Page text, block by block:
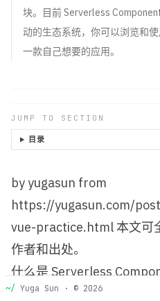
块。目前 Serverless
动的生态系统，你可以浏览和
一款自己想要的应用。
JUMP TO SECTION
目录
byyugasun from
https://yugasun.com/
vue-practice.html 本文可
作者和出处。
什么是 Serverless
因为 Serverless
~/ Yuga Sun · © 2026
项 项目
/
关
G